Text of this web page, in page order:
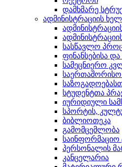
დამხმარე
ადმინისტრაციის
სასწავლო
ფინანსებისა
სამეცნიერო
საერთაშორისო
სტუდენტთა
იურიდიული
სპორტის,
ბიბლიოთეკა
გამომცემლობა
პერსონალის
კანცელარია